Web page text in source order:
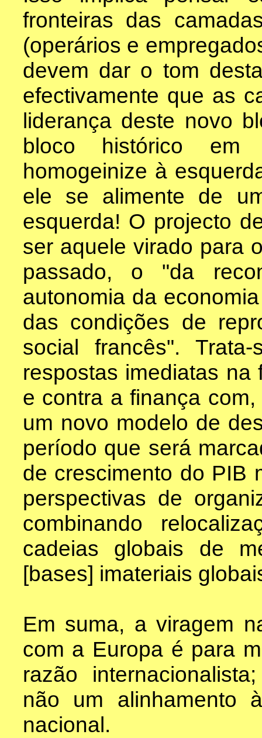
fronteiras das
(operários e
devem dar o tom
efectivamente que as
liderança deste novo
bloco histórico
homogeinize à
ele se alimente de
esquerda! O projecto
ser aquele virado para
passado, o "da
autonomia da
das condições de
social francês".
respostas imediatas
e contra a finança
um novo modelo de
período que será
de crescimento do PIB
perspectivas de
combinando
cadeias globais de
[bases] imateriais
Em suma, a viragem
com a Europa é para
razão
não um alinhamento
nacional.